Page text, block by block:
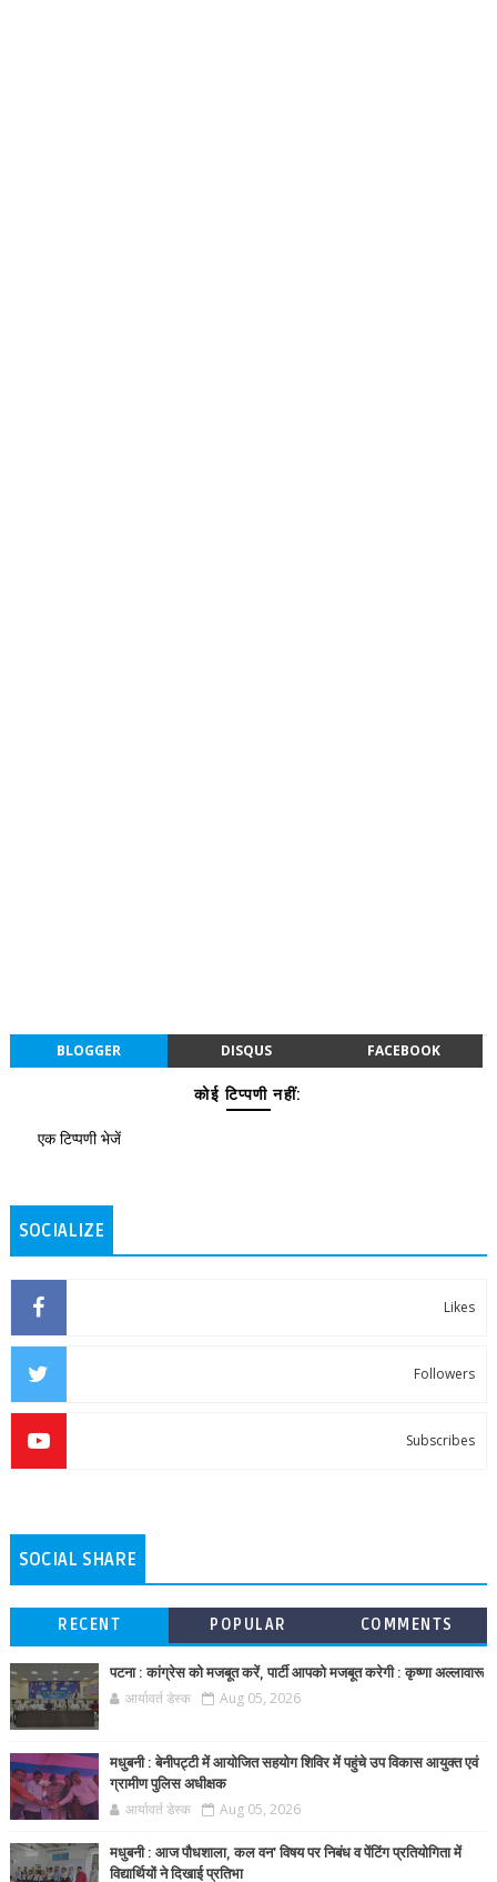
BLOGGER DISQUS FACEBOOK
कोई टिप्पणी नहीं:
एक टिप्पणी भेजें
SOCIALIZE
Likes
Followers
Subscribes
SOCIAL SHARE
RECENT POPULAR COMMENTS
पटना : कांग्रेस को मजबूत करें, पार्टी आपको मजबूत करेगी : कृष्णा अल्लावारू
आर्यावर्त डेस्क Aug 05, 2026
मधुबनी : बेनीपट्टी में आयोजित सहयोग शिविर में पहुंचे उप विकास आयुक्त एवं
ग्रामीण पुलिस अधीक्षक
आर्यावर्त डेस्क Aug 05, 2026
मधुबनी : आज पौधशाला, कल वन' विषय पर निबंध व पेंटिंग प्रतियोगिता में
विद्यार्थियों ने दिखाई प्रतिभा